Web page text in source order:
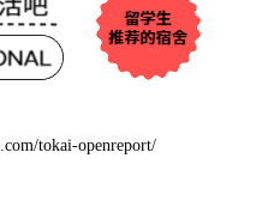
tokai-openreport/